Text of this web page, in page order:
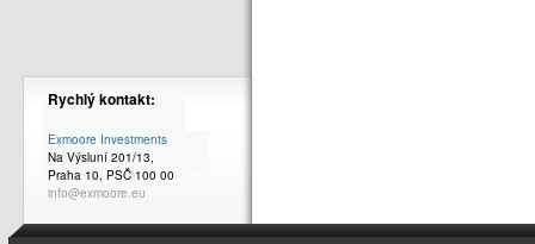
Rychlý kontakt:
Exmoore Investments
Na Výsluní 201/13,
Praha 10, PSČ 100 00
info@exmoore.eu